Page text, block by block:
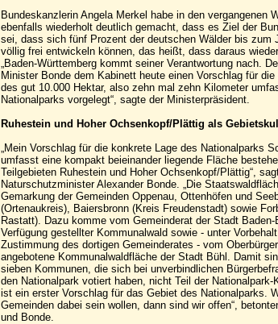
Bundeskanzlerin Angela Merkel habe in den vergangenen
ebenfalls wiederholt deutlich gemacht, dass es Ziel der
sei, dass sich fünf Prozent der deutschen Wälder bis zum
völlig frei entwickeln können, das heißt, dass daraus
„Baden-Württemberg kommt seiner Verantwortung nach.
Minister Bonde dem Kabinett heute einen Vorschlag für die
des gut 10.000 Hektar, also zehn mal zehn Kilometer
Nationalparks vorgelegt“, sagte der Ministerpräsident.
Ruhestein und Hoher Ochsenkopf/Plättig als
„Mein Vorschlag für die konkrete Lage des Nationalparks
umfasst eine kompakt beieinander liegende Fläche
Teilgebieten Ruhestein und Hoher Ochsenkopf/Plättig“,
Naturschutzminister Alexander Bonde. „Die
Gemarkung der Gemeinden Oppenau, Ottenhöfen und
(Ortenaukreis), Baiersbronn (Kreis Freudenstadt) sowie
Rastatt). Dazu komme vom Gemeinderat der Stadt Baden-
Verfügung gestellter Kommunalwald sowie - unter
Zustimmung des dortigen Gemeinderates - vom
angebotene Kommunalwaldfläche der Stadt Bühl. Damit
sieben Kommunen, die sich bei unverbindlichen
den Nationalpark votiert haben, nicht Teil der Nationalpark-
ist ein erster Vorschlag für das Gebiet des Nationalparks.
Gemeinden dabei sein wollen, dann sind wir offen“,
und Bonde.